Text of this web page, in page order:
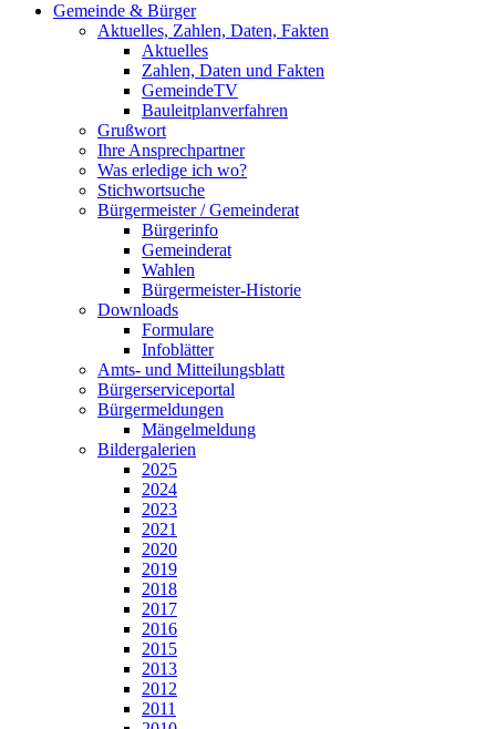
Gemeinde & Bürger
Aktuelles, Zahlen, Daten, Fakten
Aktuelles
Zahlen, Daten und Fakten
GemeindeTV
Bauleitplanverfahren
Grußwort
Ihre Ansprechpartner
Was erledige ich wo?
Stichwortsuche
Bürgermeister / Gemeinderat
Bürgerinfo
Gemeinderat
Wahlen
Bürgermeister-Historie
Downloads
Formulare
Infoblätter
Amts- und Mitteilungsblatt
Bürgerserviceportal
Bürgermeldungen
Mängelmeldung
Bildergalerien
2025
2024
2023
2021
2020
2019
2018
2017
2016
2015
2013
2012
2011